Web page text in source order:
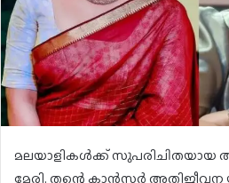
മലയാളികൾക്ക്
മേരി. തന്റെ കാൻസർ അതിജീവന